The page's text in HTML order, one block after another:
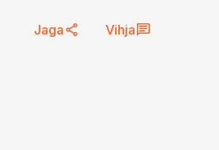
Jaga Vihja